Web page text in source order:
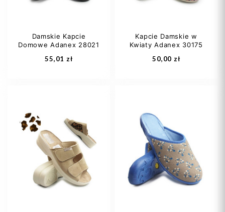
Dodaj do koszyka Dodaj do koszyka
Damskie Kapcie
Domowe Adanex 28021
55,01 zł
40 41
Kapcie Damskie w
Kwiaty Adanex 30175
50,00 zł
37
39